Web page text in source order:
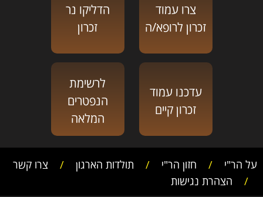
צרו עמוד
זכרון לרופא/ה
הדליקו נר
זכרון
עדכנו עמוד
זכרון קיים
לרשימת
הנפטרים
המלאה
על הר"י / חזון הר"י / תולדות הארגון / צרו קשר
/ הצהרת נגישות